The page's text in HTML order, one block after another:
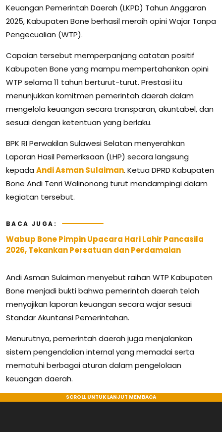
Keuangan Pemerintah Daerah (LKPD) Tahun Anggaran
2025, Kabupaten Bone berhasil meraih opini Wajar Tanpa
Pengecualian (WTP).
Capaian tersebut memperpanjang catatan positif
Kabupaten Bone yang mampu mempertahankan opini
WTP selama 11 tahun berturut-turut. Prestasi itu
menunjukkan komitmen pemerintah daerah dalam
mengelola keuangan secara transparan, akuntabel, dan
sesuai dengan ketentuan yang berlaku.
BPK RI Perwakilan Sulawesi Selatan menyerahkan
Laporan Hasil Pemeriksaan (LHP) secara langsung
kepada Andi Asman Sulaiman. Ketua DPRD Kabupaten
Bone Andi Tenri Walinonong turut mendampingi dalam
kegiatan tersebut.
BACA JUGA:
Wabup Bone Pimpin Upacara Hari Lahir Pancasila
2026, Tekankan Persatuan dan Perdamaian
Andi Asman Sulaiman menyebut raihan WTP Kabupaten
Bone menjadi bukti bahwa pemerintah daerah telah
menyajikan laporan keuangan secara wajar sesuai
Standar Akuntansi Pemerintahan.
Menurutnya, pemerintah daerah juga menjalankan
sistem pengendalian internal yang memadai serta
mematuhi berbagai aturan dalam pengelolaan
keuangan daerah.